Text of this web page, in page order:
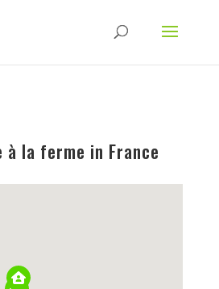
Policy
ga('require', 'GTM-TFCVLFN');
à la ferme in France